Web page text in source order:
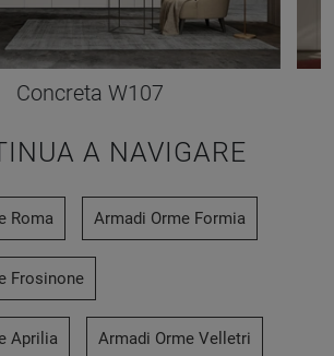
Concreta W107
A NAVIGARE
Roma Armadi Orme Formia
Frosinone
Aprilia Armadi Orme Velletri